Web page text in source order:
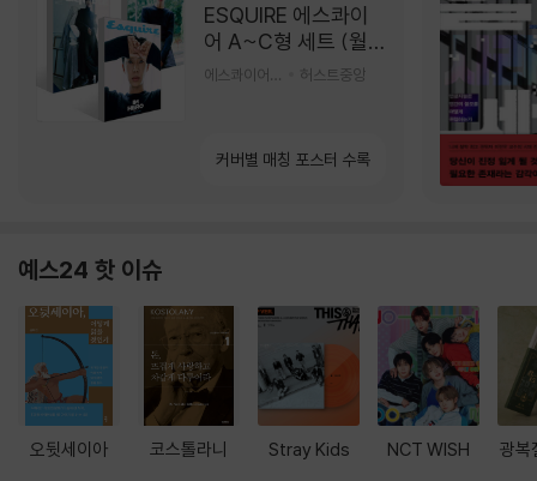
ESQUIRE 에스콰이
어 A~C형 세트 (월
간) : 9월 [2026]
허스트중앙
커버별 매칭 포스터 수록
예스24 핫 이슈
오뒷세이아 코스톨라니 Stray Kids NCT WISH 광복